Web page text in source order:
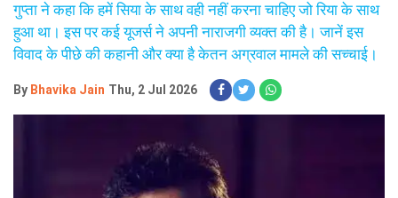
गुप्ता ने कहा कि हमें सिया के साथ वही नहीं करना चाहिए जो रिया के साथ
हुआ था। इस पर कई यूजर्स ने अपनी नाराजगी व्यक्त की है। जानें इस
विवाद के पीछे की कहानी और क्या है केतन अग्रवाल मामले की सच्चाई।
By Bhavika Jain Thu, 2 Jul 2026